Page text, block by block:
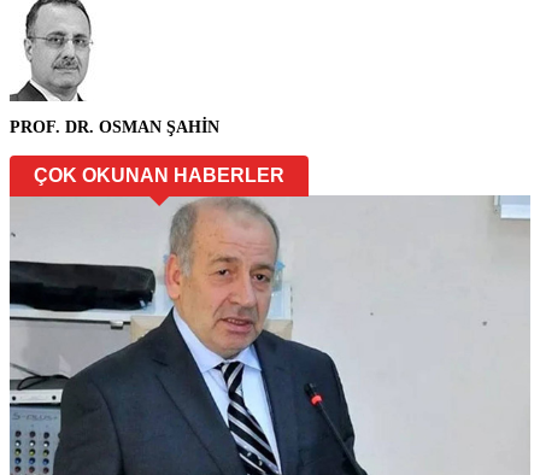
PROF. DR. OSMAN ŞAHİN
ÇOK OKUNAN HABERLER